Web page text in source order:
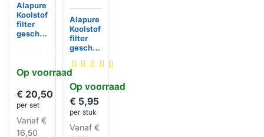
HUISMERK
Op voorraad
Alapure
Koolstof
filter
geschik
8268
(2St.)
€ 20,50
per set
Vanaf €
16,50
Op voorraad
Alapure
Koolstof
filter
geschik
Beko
ACK622
58 /
ACK632
68
€ 5,95
per stuk
Vanaf€